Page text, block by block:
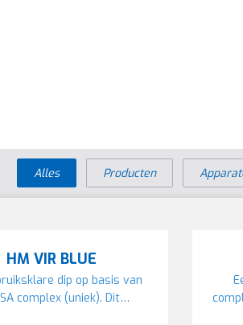
Alles Producten
HM VIR BLUE
dip op basis van
complex (uniek). Dit…